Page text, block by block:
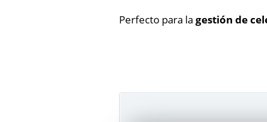
Perfecto para la gestión de